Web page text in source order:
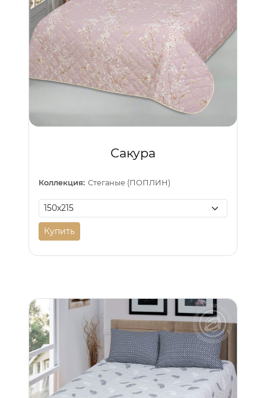
Сакура
Коллекция: Стеганые (ПОПЛИН)
Купить